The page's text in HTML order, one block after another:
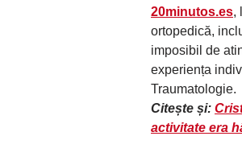
20minutos.es,
ortopedică,
imposibil de
experiența
Traumatologie.
Citește și:
activitate era